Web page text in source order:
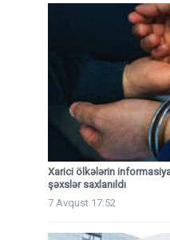
Xarici ölkələrin
şəxslər saxlanıldı
7 Avqust 17:52